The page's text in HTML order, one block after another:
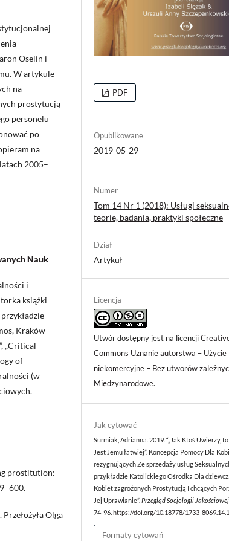
Oselin i
W artykule
na
prostytucją
personelu
po
na
2005–
Nauk
i
książki
Kraków
„Critical
of
(w
prostitution:
Olga
PDF
Opublikowane
2019-05-29
Numer
Tom 14 Nr 1 (2018): Usługi
teorie, badania, praktyki społeczne
Dział
Artykuł
Licencja
Utwór dostępny jest na licencji
Commons Uznanie autorstwa – Użycie
niekomercyjne – Bez utworów
Międzynarodowe.
Jak cytować
Surmiak, Adrianna. 2019. “„Jak Ktoś Uwierzy,
Jest Jemu łatwiej”. Koncepcja Pomocy Dla
rezygnujących Ze sprzedaży usług
przykładzie Katolickiego Ośrodka Dla
Kobiet zagrożonych Prostytucją I chcących
Jej Uprawianie”. Przegląd Socjologii Jakościowej
74-96. https://doi.org/10.18778/1733-
Formaty cytowań